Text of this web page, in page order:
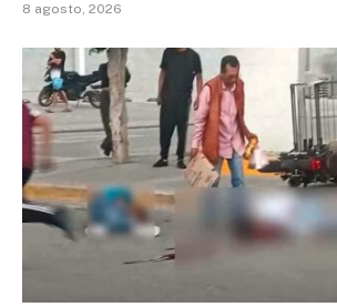
8 agosto, 2026